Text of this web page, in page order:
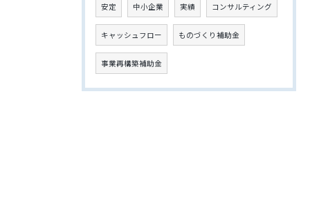
安定 中小企業 実績 コンサルティング
キャッシュフロー ものづくり補助金
事業再構築補助金